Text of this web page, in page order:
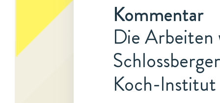
Kommentar
Die Arbeiten
Koch-